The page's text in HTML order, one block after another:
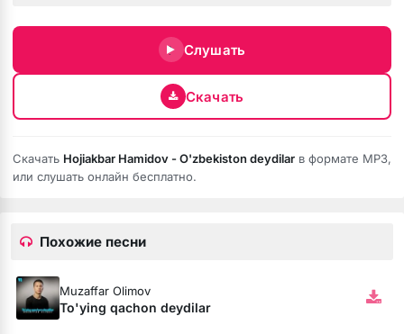
Слушать
Скачать
Скачать Hojiakbar Hamidov - O'zbekiston deydilar в формате MP3,
или слушать онлайн бесплатно.
Похожие песни
Muzaffar Olimov
To'ying qachon deydilar